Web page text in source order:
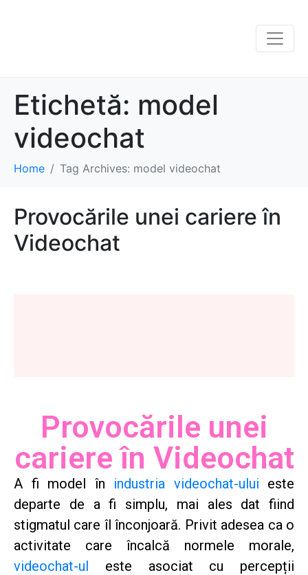
Etichetă: model
videochat
Home Tag Archives: model videochat
Provocările unei cariere în
Videochat
Provocările unei
cariere în Videochat
A fi model în industria videochat-ului este
departe de a fi simplu, mai ales dat fiind
stigmatul care îl înconjoară. Privit adesea ca o
activitate care încalcă normele morale,
videochat-ul este asociat cu percepții